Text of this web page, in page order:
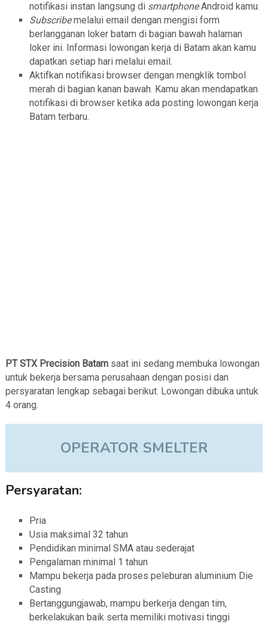
notifikasi instan langsung di smartphoneAndroid kamu.
Subscribemelalui email dengan mengisi form
berlangganan loker batam di bagian bawah halaman
loker ini. Informasi lowongan kerja di Batam akan kamu
dapatkan setiap hari melalui email.
Aktifkan notifikasi browser dengan mengklik tombol
merah di bagian kanan bawah. Kamu akan mendapatkan
notifikasi di browser ketika ada posting lowongan kerja
Batam terbaru.
PT STX Precision Batam saat ini sedang membuka lowongan
untuk bekerja bersama perusahaan dengan posisi dan
persyaratan lengkap sebagai berikut. Lowongan dibuka untuk
4 orang.
OPERATOR SMELTER
Persyaratan:
Pria
Usia maksimal 32 tahun
Pendidikan minimal SMA atau sederajat
Pengalaman minimal 1 tahun
Mampu bekerja pada proses peleburan aluminium Die
Casting
Bertanggungjawab, mampu berkerja dengan tim,
berkelakukan baik serta memiliki motivasi tinggi